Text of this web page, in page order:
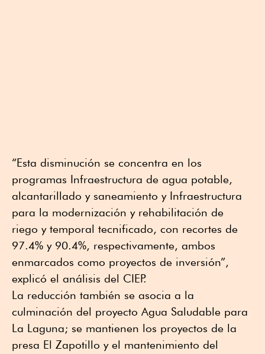
“Esta disminución se concentra en los
programas Infraestructura de agua potable,
alcantarillado y saneamiento y Infraestructura
para la modernización y rehabilitación de
riego y temporal tecnificado, con recortes de
97.4% y 90.4%, respectivamente, ambos
enmarcados como proyectos de inversión”,
explicó el análisis del CIEP.
La reducción también se asocia a la
culminación del proyecto Agua Saludable para
La Laguna; se mantienen los proyectos de la
presa El Zapotillo y el mantenimiento del